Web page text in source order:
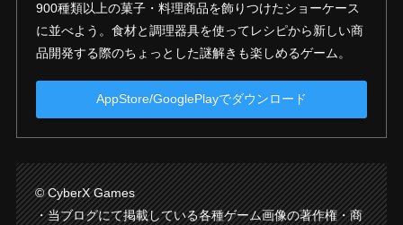
900種類以上の菓子・料理商品を飾りつけたショーケース
に並べよう。食材と調理器具を使ってレシピから新しい商
品開発する際のちょっとした謎解きも楽しめるゲーム。
AppStore/GooglePlayでダウンロード
© CyberX Games
・当ブログにて掲載している各種ゲーム画像の著作権・商